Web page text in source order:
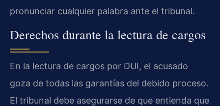
pronunciar cualquier palabra ante el tribunal.
Derechos durante la lectura de cargos
En la lectura de cargos por DUI, el acusado
goza de todas las garantías del debido proceso.
El tribunal debe asegurarse de que entienda que